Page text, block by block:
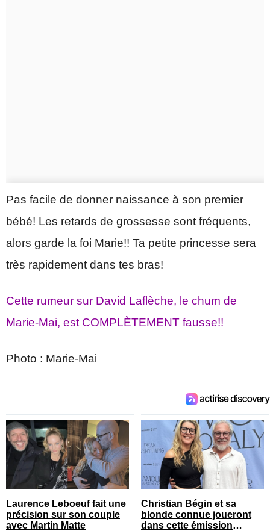
Pas facile de donner naissance à son premier
bébé! Les retards de grossesse sont fréquents,
alors garde la foi Marie!! Ta petite princesse sera
très rapidement dans tes bras!
Cette rumeur sur David Laflèche, le chum de
Marie-Mai, est COMPLÈTEMENT fausse!!
Photo : Marie-Mai
Laurence Leboeuf fait une
précision sur son couple
avec Martin Matte
Christian Bégin et sa
blonde connue joueront
dans cette émission